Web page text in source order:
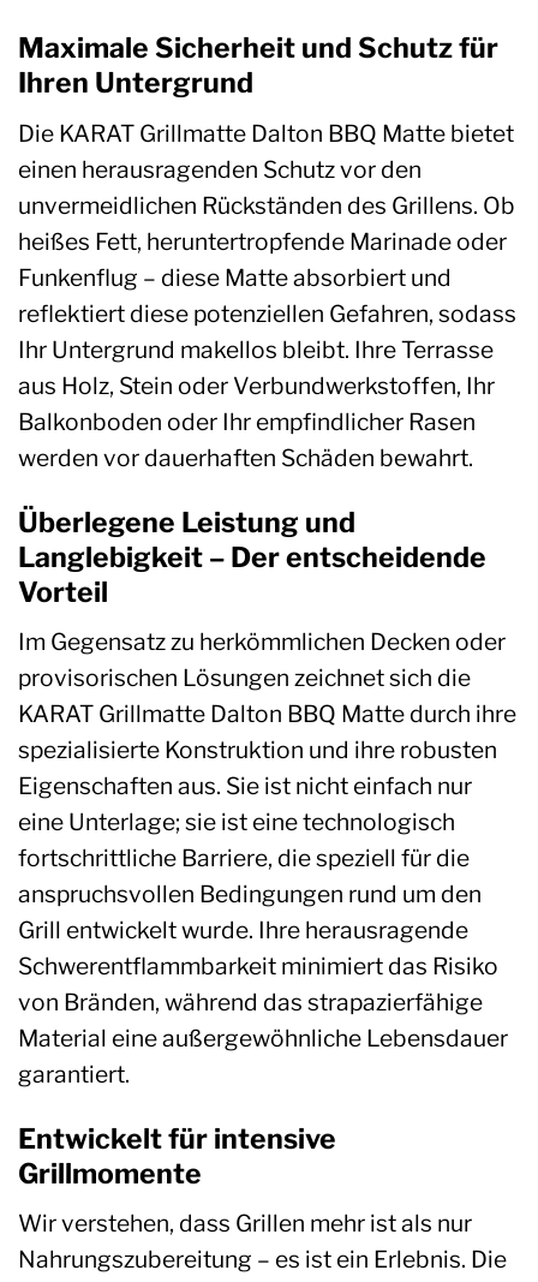
Maximale Sicherheit und Schutz für
Ihren Untergrund
Die KARAT Grillmatte Dalton BBQ Matte bietet
einen herausragenden Schutz vor den
unvermeidlichen Rückständen des Grillens. Ob
heißes Fett, heruntertropfende Marinade oder
Funkenflug – diese Matte absorbiert und
reflektiert diese potenziellen Gefahren, sodass
Ihr Untergrund makellos bleibt. Ihre Terrasse
aus Holz, Stein oder Verbundwerkstoffen, Ihr
Balkonboden oder Ihr empfindlicher Rasen
werden vor dauerhaften Schäden bewahrt.
Überlegene Leistung und
Langlebigkeit – Der entscheidende
Vorteil
Im Gegensatz zu herkömmlichen Decken oder
provisorischen Lösungen zeichnet sich die
KARAT Grillmatte Dalton BBQ Matte durch ihre
spezialisierte Konstruktion und ihre robusten
Eigenschaften aus. Sie ist nicht einfach nur
eine Unterlage; sie ist eine technologisch
fortschrittliche Barriere, die speziell für die
anspruchsvollen Bedingungen rund um den
Grill entwickelt wurde. Ihre herausragende
Schwerentflammbarkeit minimiert das Risiko
von Bränden, während das strapazierfähige
Material eine außergewöhnliche Lebensdauer
garantiert.
Entwickelt für intensive
Grillmomente
Wir verstehen, dass Grillen mehr ist als nur
Nahrungszubereitung – es ist ein Erlebnis. Die